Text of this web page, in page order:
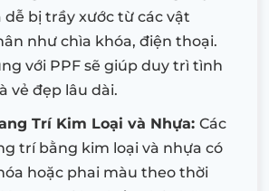
dễ bị trầy xước từ các vật
như chìa khóa, điện thoại.
với PPF sẽ giúp duy trì tình
vẻ đẹp lâu dài.
Trí Kim Loại và Nhựa: Các
trí bằng kim loại và nhựa có
hoặc phai màu theo thời